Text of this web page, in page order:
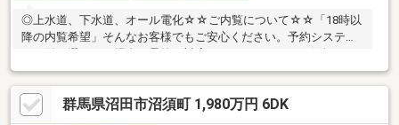
◎上水道、下水道、オール電化☆☆ご内覧について☆☆「18時以
降の内覧希望」そんなお客様でもご安心ください。予約システム
相談ください。◆現況：居住中◆計画道路：有◆建物構造：木・
鉄骨造かわらぶき2階建◆車庫面積：136.19㎡◆南側接道：10.6ｍ
～11.2ｍ群馬県沼田市沼須町 1,980万円 6DK